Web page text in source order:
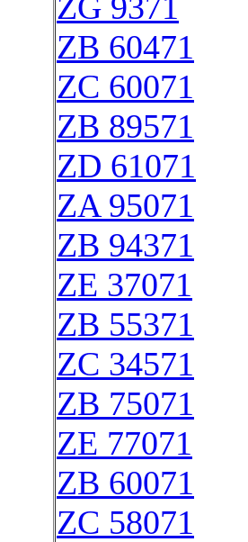
ZB 60471
ZC 60071
ZB 89571
ZD 61071
ZA 95071
ZB 94371
ZE 37071
ZB 55371
ZC 34571
ZB 75071
ZE 77071
ZB 60071
ZC 58071